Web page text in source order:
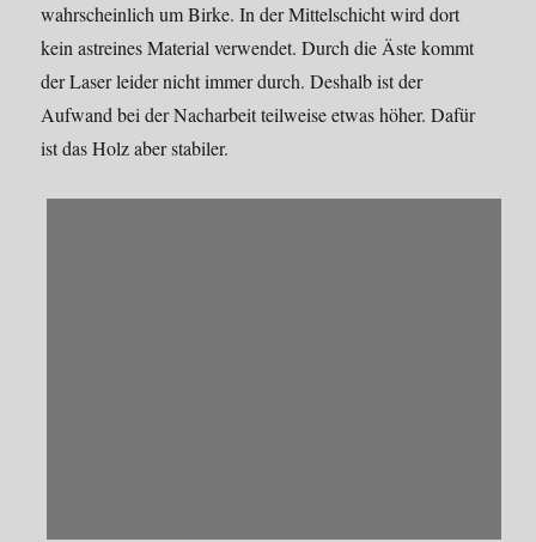
wahrscheinlich um Birke. In der Mittelschicht wird dort
kein astreines Material verwendet. Durch die Äste kommt
der Laser leider nicht immer durch. Deshalb ist der
Aufwand bei der Nacharbeit teilweise etwas höher. Dafür
ist das Holz aber stabiler.